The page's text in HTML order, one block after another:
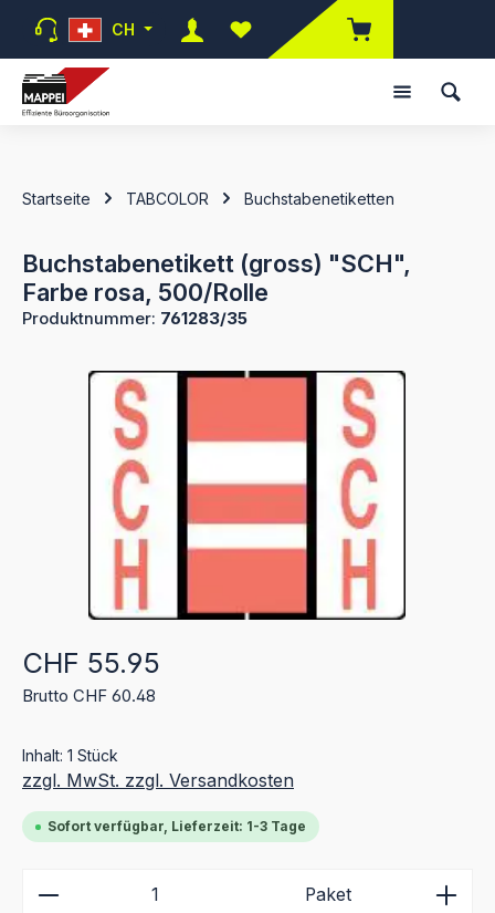
Zum Hauptinhalt springen
CH
Du hast 0 Produkte auf dem
Startseite TABCOLOR Buchstabenetiketten
Buchstabenetikett (gross) "SCH",
Farbe rosa, 500/Rolle
Produktnummer: 761283/35
Bildergalerie überspringen
Regulärer Preis:
CHF 55.95
Brutto CHF 60.48
Inhalt: 1 Stück
zzgl. MwSt. zzgl. Versandkosten
Sofort verfügbar, Lieferzeit: 1-3 Tage
Produkt Anzahl: Gib den gewünschten Wert ein
Paket